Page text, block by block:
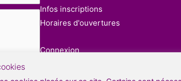
Infos inscriptions
Horaires d'ouvertures
Connexion
Déconnexion